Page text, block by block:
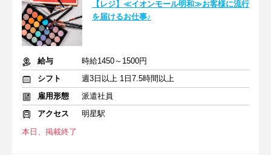
【レジ】≪イオンモール明和≫お客様に流行
を届けるお仕事♪
給与
時給1450～1500円
シフト
週3日以上 1日7.5時間以上
雇用形態
派遣社員
アクセス
明星駅
本日、掲載終了